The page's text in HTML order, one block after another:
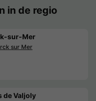
in de regio
sur-Mer
sur Mer
de Valjoly